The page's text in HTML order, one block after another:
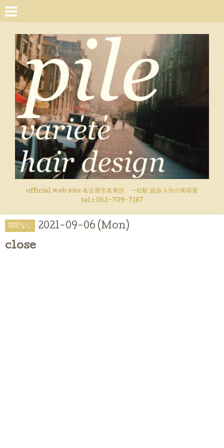
official web site 名古屋市名東区 一社駅 徒歩３分の美容室
tel : 052-709-7187
指定なし 2021-09-06 (Mon)
close